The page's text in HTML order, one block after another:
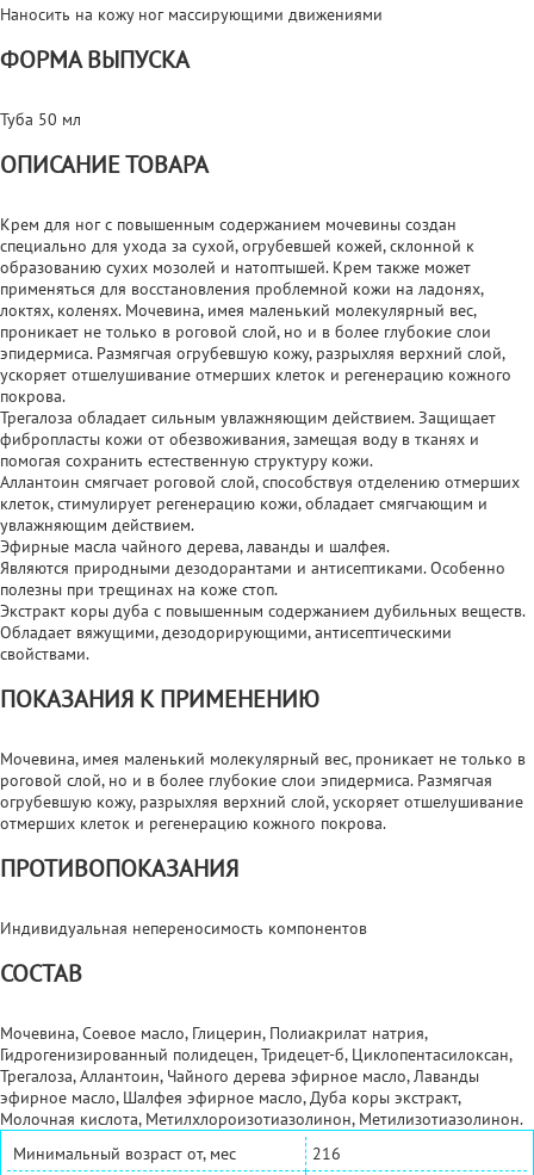
Наносить на кожу ног массирующими движениями
ФОРМА ВЫПУСКА
Туба 50 мл
ОПИСАНИЕ ТОВАРА
Крем для ног с повышенным содержанием мочевины создан
специально для ухода за сухой, огрубевшей кожей, склонной к
образованию сухих мозолей и натоптышей. Крем также может
применяться для восстановления проблемной кожи на ладонях,
локтях, коленях. Мочевина, имея маленький молекулярный вес,
проникает не только в роговой слой, но и в более глубокие слои
эпидермиса. Размягчая огрубевшую кожу, разрыхляя верхний слой,
ускоряет отшелушивание отмерших клеток и регенерацию кожного
покрова.
Трегалоза обладает сильным увлажняющим действием. Защищает
фибропласты кожи от обезвоживания, замещая воду в тканях и
помогая сохранить естественную структуру кожи.
Аллантоин смягчает роговой слой, способствуя отделению отмерших
клеток, стимулирует регенерацию кожи, обладает смягчающим и
увлажняющим действием.
Эфирные масла чайного дерева, лаванды и шалфея.
Являются природными дезодорантами и антисептиками. Особенно
полезны при трещинах на коже стоп.
Экстракт коры дуба с повышенным содержанием дубильных веществ.
Обладает вяжущими, дезодорирующими, антисептическими
свойствами.
ПОКАЗАНИЯ К ПРИМЕНЕНИЮ
Мочевина, имея маленький молекулярный вес, проникает не только в
роговой слой, но и в более глубокие слои эпидермиса. Размягчая
огрубевшую кожу, разрыхляя верхний слой, ускоряет отшелушивание
отмерших клеток и регенерацию кожного покрова.
ПРОТИВОПОКАЗАНИЯ
Индивидуальная непереносимость компонентов
СОСТАВ
Мочевина, Соевое масло, Глицерин, Полиакрилат натрия,
Гидрогенизированный полидецен, Тридецет-б, Циклопентасилоксан,
Трегалоза, Аллантоин, Чайного дерева эфирное масло, Лаванды
эфирное масло, Шалфея эфирное масло, Дуба коры экстракт,
Молочная кислота, Метилхлороизотиазолинон, Метилизотиазолинон.
Минимальный возраст от, мес
216